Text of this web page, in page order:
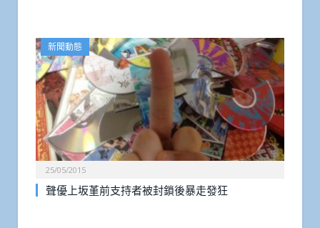
新聞動態
25/05/2015
聲優上坂堇前支持者被封鎖後暴走發狂